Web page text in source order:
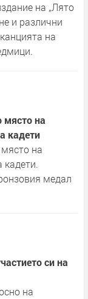
на „Лято
и различни
на
място на
кадети
на
кадети.
медал
си на
на